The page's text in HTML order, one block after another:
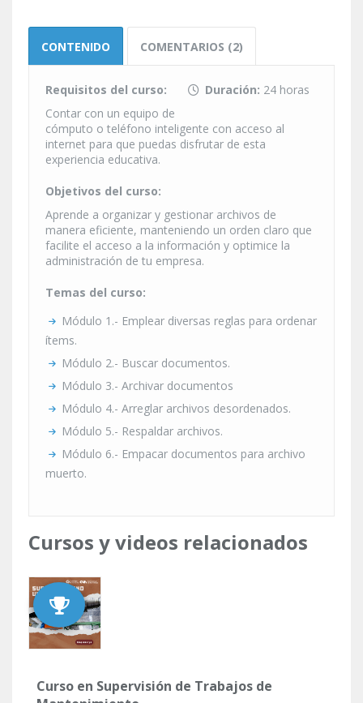
CONTENIDO COMENTARIOS (2)
Duración: 24 horas
Requisitos del curso:
Contar con un equipo de
cómputo o teléfono inteligente con acceso al
internet para que puedas disfrutar de esta
experiencia educativa.
Objetivos del curso:
Aprende a organizar y gestionar archivos de
manera eficiente, manteniendo un orden claro que
facilite el acceso a la información y optimice la
administración de tu empresa.
Temas del curso:
Módulo 1.- Emplear diversas reglas para ordenar
ítems.
Módulo 2.- Buscar documentos.
Módulo 3.- Archivar documentos
Módulo 4.- Arreglar archivos desordenados.
Módulo 5.- Respaldar archivos.
Módulo 6.- Empacar documentos para archivo
muerto.
Cursos y videos relacionados
Curso en Supervisión de Trabajos de